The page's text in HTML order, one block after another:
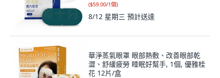
($59.00/1個)
8/12 星期三 預計送達
華淨蒸氣眼罩 眼部熱敷、改善眼部乾
澀、舒緩疲勞 睡眠好幫手, 1個, 優雅桂
花 12片/盒